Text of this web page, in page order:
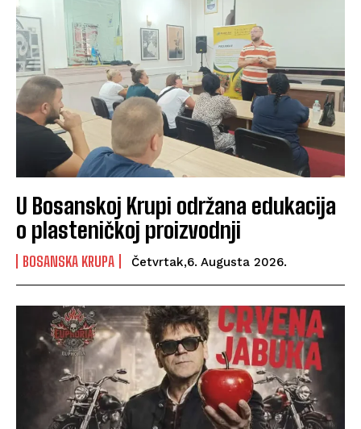
U Bosanskoj Krupi održana edukacija
o plasteničkoj proizvodnji
BOSANSKA KRUPA Četvrtak,6. Augusta 2026.